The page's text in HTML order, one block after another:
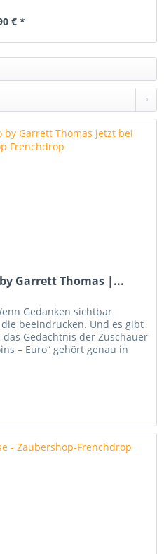
€ *
Garrett Thomas |...
Gedanken sichtbar
beeindrucken. Und es gibt
Gedächtnis der Zuschauer
– Euro“ gehört genau in